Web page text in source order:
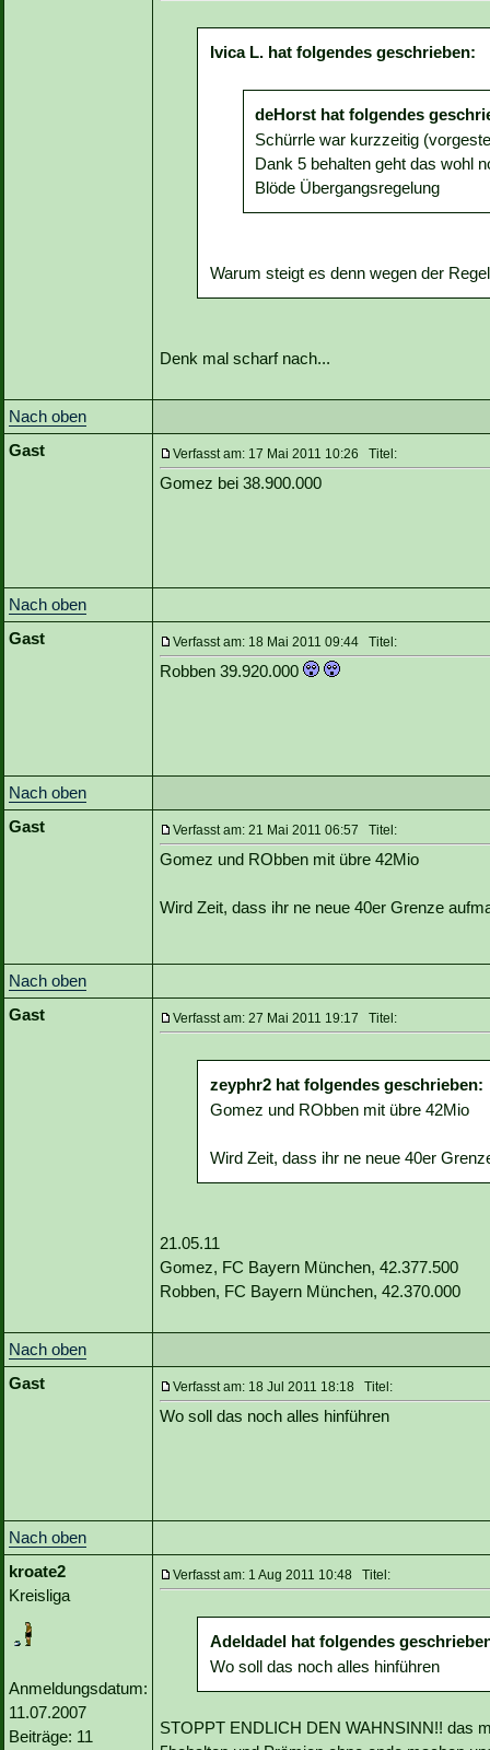
Ivica L. hat folgendes geschrieben:
deHorst hat folgendes
Schürrle war kurzzeitig
Dank 5 behalten geht das wohl
Blöde Übergangsregelung
Warum steigt es denn wegen der
Denk mal scharf nach...
Nach oben
Gast
Verfasst am: 17 Mai 2011 10:26 Titel:
Gomez bei 38.900.000
Nach oben
Gast
Verfasst am: 18 Mai 2011 09:44 Titel:
Robben 39.920.000
Nach oben
Gast
Verfasst am: 21 Mai 2011 06:57 Titel:
Gomez und RObben mit übre 42Mio
Wird Zeit, dass ihr ne neue 40er Grenze
Nach oben
Gast
Verfasst am: 27 Mai 2011 19:17 Titel:
zeyphr2 hat folgendes geschrieben:
Gomez und RObben mit übre 42Mio
Wird Zeit, dass ihr ne neue 40er
21.05.11
Gomez, FC Bayern München, 42.377.500
Robben, FC Bayern München, 42.370.000
Nach oben
Gast
Verfasst am: 18 Jul 2011 18:18 Titel:
Wo soll das noch alles hinführen
Nach oben
kroate2
Kreisliga
Anmeldungsdatum:
11.07.2007
Beiträge: 11
Verfasst am: 1 Aug 2011 10:48 Titel:
Adeldadel hat folgendes
Wo soll das noch alles hinführen
STOPPT ENDLICH DEN WAHNSINN!! das